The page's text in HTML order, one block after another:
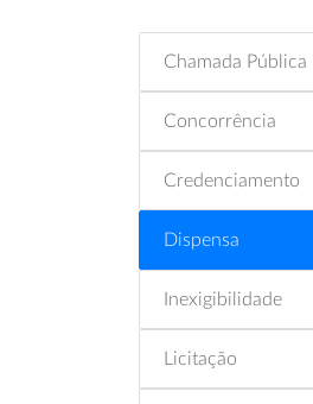
Chamada Pública
Concorrência
Credenciamento
Dispensa
Inexigibilidade
Licitação